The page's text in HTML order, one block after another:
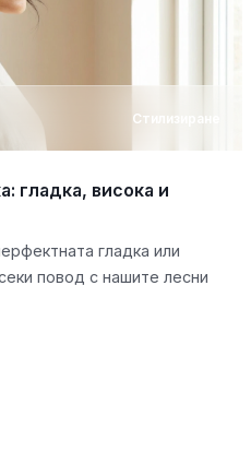
Стилизиране
гладка, висока и
гладка или
повод с нашите лесни